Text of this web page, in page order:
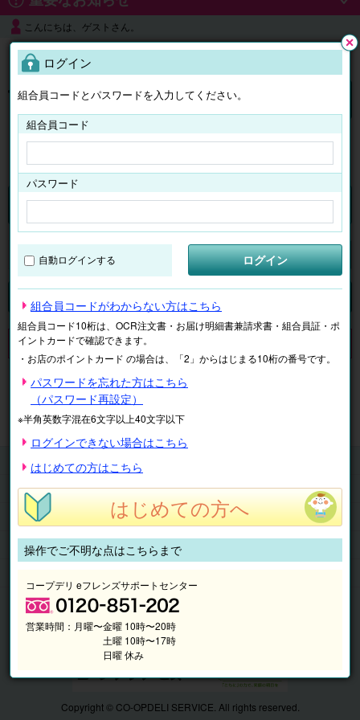
こんにちは、ゲストさん。
よくある質問
ログイン
チケット マイページ
検索
申し訳ございません。 現在、該当商品は、お取扱いしておりません。
マイページ 注文履歴
抽選結果
請求内容
チケット
くらしのサービス
このサイトの使い方
マイページ
Copyright © CO-OPDELI SERVICE. All rights reserved.
ログイン
組合員コードとパスワードを入力してください。
組合員コード
パスワード
自動ログインする ログイン
組合員コードがわからない方はこちら
組合員コード10桁は、OCR注文書・お届け明細書兼請求書・組合員証・ポ
イントカードで確認できます。
・お店のポイントカード の場合は、「2」からはじまる10桁の番号です。
パスワードを忘れた方はこちら
（パスワード再設定）
※半角英数字混在6文字以上40文字以下
ログインできない場合はこちら
はじめての方はこちら
はじめての方へ
操作でご不明な点はこちらまで
コープデリ eフレンズサポートセンター
営業時間： 月曜〜金曜 10時〜20時
土曜 10時〜17時
日曜 休み